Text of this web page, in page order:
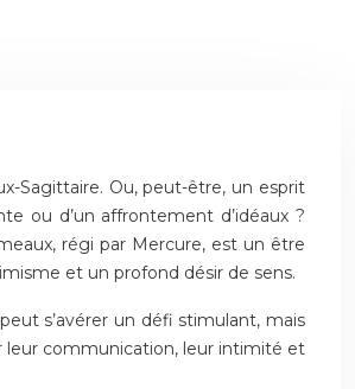
Sagittaire. Ou, peut-être, un esprit
ou d’un affrontement d’idéaux ?
régi par Mercure, est un être
et un profond désir de sens.
s’avérer un défi stimulant, mais
leur communication, leur intimité et